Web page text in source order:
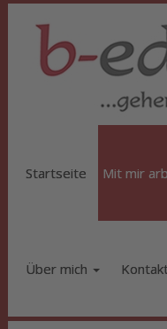
Startseite Mit mir
Über mich